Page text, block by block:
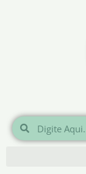
Pesquisar
Pesquisar